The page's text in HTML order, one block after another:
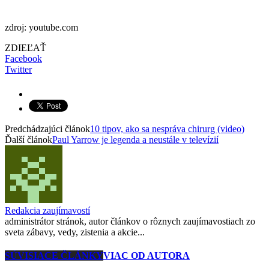
zdroj: youtube.com
ZDIEĽAŤ
Facebook
Twitter
Predchádzajúci článok10 tipov, ako sa nespráva chirurg (video)
Ďalší článokPaul Yarrow je legenda a neustále v televízií
Redakcia zaujímavostí
administrátor stránok, autor článkov o rôznych zaujímavostiach zo
sveta zábavy, vedy, zistenia a akcie...
SÚVISIACE ČLÁNKYVIAC OD AUTORA